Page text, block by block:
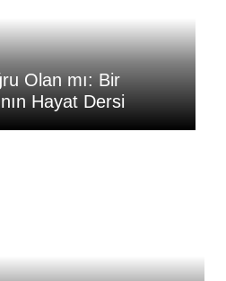
Olan mı: Bir
Hayat Dersi